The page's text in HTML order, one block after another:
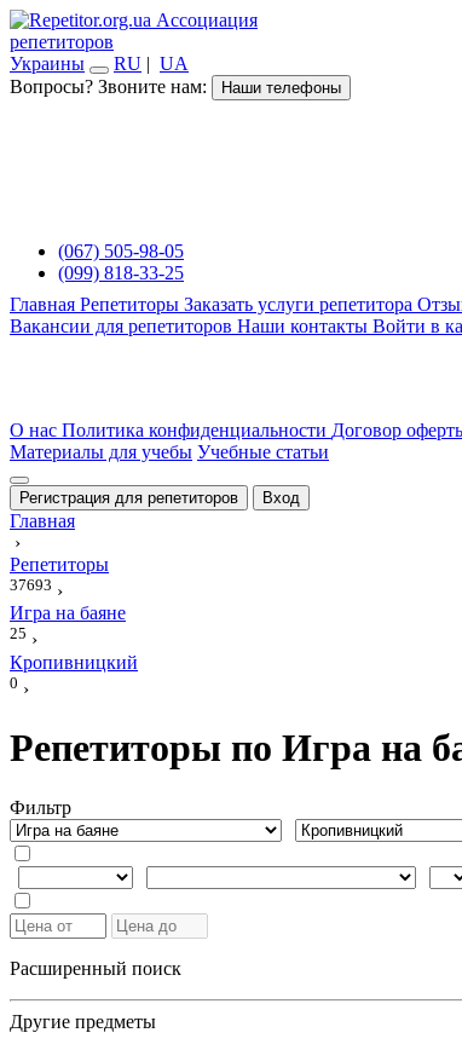
Ассоциация
репетиторов
Украины
RU | UA
Вопросы? Звоните нам:
Наши телефоны
(067) 505-98-05
(099) 818-33-25
Главная Репетиторы Заказать услуги репетитора
Вакансии для репетиторов Наши контакты Войти в
О нас Политика конфиденциальности Договор
Материалы для учебы Учебные статьи
Регистрация для репетиторов Вход
Главная
›
Репетиторы
37693 ›
Игра на баяне
25 ›
Кропивницкий
0 ›
Репетиторы по Игра на
Фильтр
Расширенный поиск
Другие предметы